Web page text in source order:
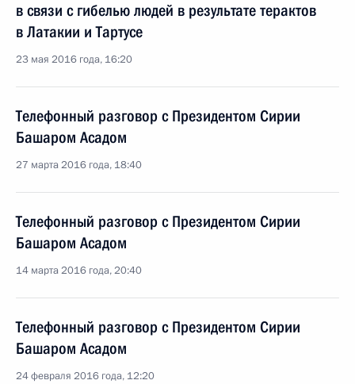
в связи с гибелью людей в результате терактов
в Латакии и Тартусе
23 мая 2016 года, 16:20
Телефонный разговор с Президентом Сирии
Башаром Асадом
27 марта 2016 года, 18:40
Телефонный разговор с Президентом Сирии
Башаром Асадом
14 марта 2016 года, 20:40
Телефонный разговор с Президентом Сирии
Башаром Асадом
24 февраля 2016 года, 12:20